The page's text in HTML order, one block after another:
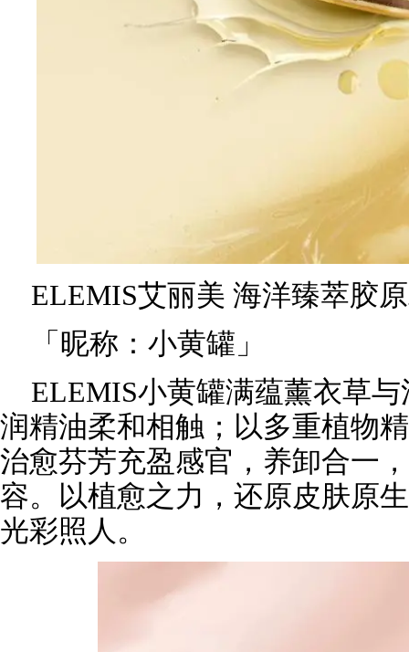
ELEMIS艾丽美 海洋臻萃胶
「昵称：小黄罐」
ELEMIS小黄罐满蕴薰衣草
润精油柔和相触；以多重植物
治愈芬芳充盈感官，养卸合一
容。以植愈之力，还原皮肤原
光彩照人。